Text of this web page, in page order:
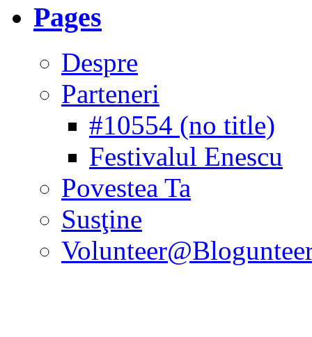
Pages
Despre
Parteneri
#10554 (no title)
Festivalul Enescu
Povestea Ta
Susţine